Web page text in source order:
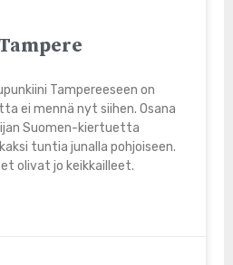
Tampereeseen on
ei mennä nyt siihen. Osana
Suomen-kiertuetta
tuntia junalla pohjoiseen.
olivat jo keikkailleet.